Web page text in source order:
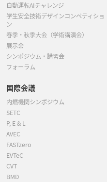
自動運転AIチャレンジ
学生安全技術デザインコンペティショ
ン
春季・秋季大会（学術講演会）
展示会
シンポジウム・講習会
フォーラム
国際会議
内燃機関シンポジウム
SETC
P, E & L
AVEC
FASTzero
EVTeC
CVT
BMD